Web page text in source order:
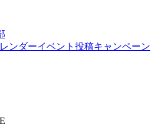
ンダーイベント投稿キャンペーン